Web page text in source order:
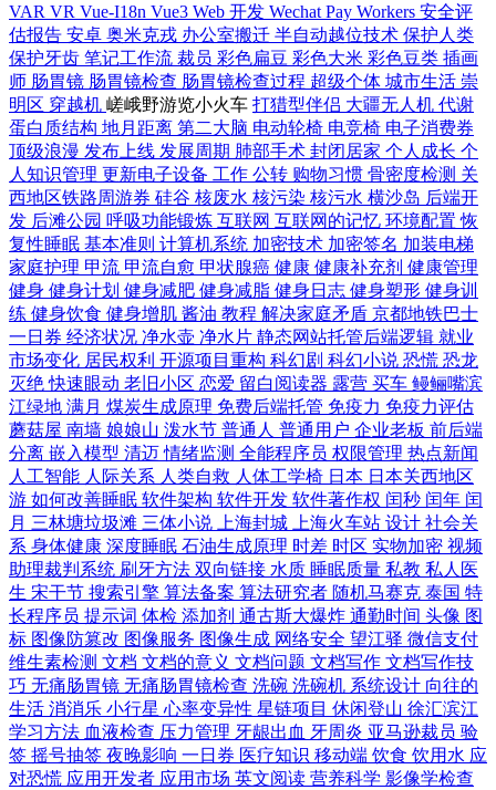
VAR VR Vue-I18n Vue3 Web 开发 Wechat Pay Workers 安全评
估报告 安卓 奥米克戎 办公室搬迁 半自动越位技术 保护人类
保护牙齿 笔记工作流 裁员 彩色扁豆 彩色大米 彩色豆类 插画
师 肠胃镜 肠胃镜检查 肠胃镜检查过程 超级个体 城市生活 崇
明区 穿越机 嵯峨野游览小火车 打猎型伴侣 大疆无人机 代谢
蛋白质结构 地月距离 第二大脑 电动轮椅 电竞椅 电子消费券
顶级浪漫 发布上线 发展周期 肺部手术 封闭居家 个人成长 个
人知识管理 更新电子设备 工作 公转 购物习惯 骨密度检测 关
西地区铁路周游券 硅谷 核废水 核污染 核污水 横沙岛 后端开
发 后滩公园 呼吸功能锻炼 互联网 互联网的记忆 环境配置恢
复性睡眠 基本准则 计算机系统 加密技术 加密签名 加装电梯
家庭护理 甲流 甲流自愈 甲状腺癌 健康 健康补充剂 健康管理
健身 健身计划 健身减肥 健身减脂 健身日志 健身塑形 健身训
练 健身饮食 健身增肌 酱油 教程 解决家庭矛盾 京都地铁巴士
一日券 经济状况 净水壶 净水片 静态网站托管后端逻辑 就业
市场变化 居民权利 开源项目重构 科幻剧 科幻小说 恐慌 恐龙
灭绝快速眼动 老旧小区 恋爱 留白阅读器 露营 买车 鳗鲡嘴滨
江绿地 满月 煤炭生成原理 免费后端托管 免疫力 免疫力评估
蘑菇屋 南墙 娘娘山 泼水节 普通人 普通用户 企业老板 前后端
分离 嵌入模型 清迈情绪监测 全能程序员 权限管理 热点新闻
人工智能 人际关系 人类自救 人体工学椅 日本 日本关西地区
游 如何改善睡眠 软件架构 软件开发 软件著作权 闰秒 闰年 闰
月 三林塘垃圾滩 三体小说 上海封城 上海火车站 设计 社会关
系 身体健康 深度睡眠 石油生成原理 时差 时区 实物加密 视频
助理裁判系统 刷牙方法 双向链接 水质 睡眠质量 私教 私人医
生 宋干节 搜索引擎 算法备案 算法研究者 随机马赛克 泰国 特
长程序员 提示词 体检 添加剂 通古斯大爆炸 通勤时间 头像 图
标 图像防篡改 图像服务 图像生成 网络安全 望江驿 微信支付
维生素检测 文档 文档的意义 文档问题 文档写作 文档写作技
巧 无痛肠胃镜 无痛肠胃镜检查 洗碗 洗碗机 系统设计 向往的
生活 消消乐 小行星 心率变异性 星链项目 休闲登山 徐汇滨江
学习方法 血液检查 压力管理 牙龈出血 牙周炎 亚马逊裁员 验
签 摇号抽签 夜晚影响 一日券 医疗知识 移动端 饮食 饮用水 应
对恐慌 应用开发者 应用市场 英文阅读 营养科学 影像学检查